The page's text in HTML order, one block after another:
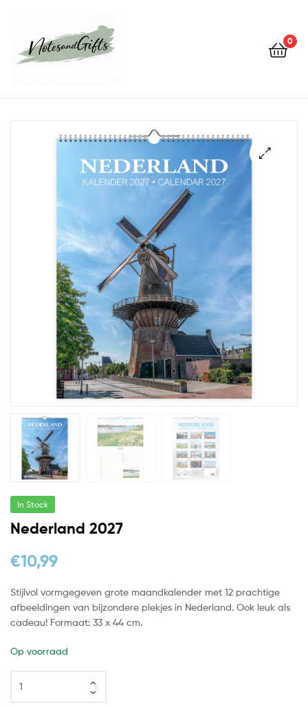
0
In Stock
Nederland 2027
€10,99
Stijlvol vormgegeven grote maandkalender met 12 prachtige
afbeeldingen van bijzondere plekjes in Nederland. Ook leuk als
cadeau! Formaat: 33 x 44 cm.
Op voorraad